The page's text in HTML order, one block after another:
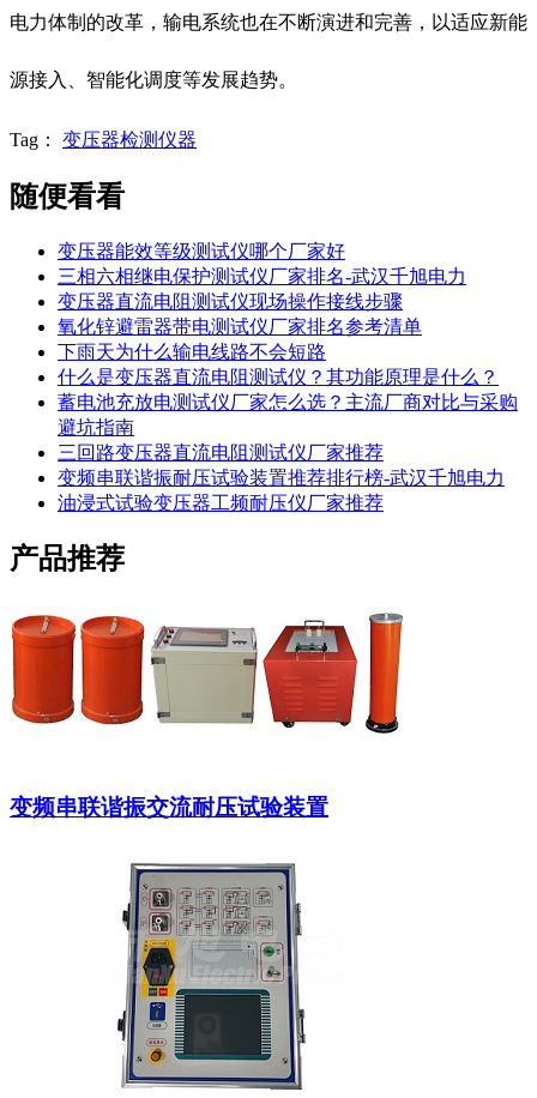
电力体制的改革，输电系统也在不断演进和完善，以适应新能
源接入、智能化调度等发展趋势。
Tag： 变压器检测仪器
随便看看
变压器能效等级测试仪哪个厂家好
三相六相继电保护测试仪厂家排名-武汉千旭电力
变压器直流电阻测试仪现场操作接线步骤
氧化锌避雷器带电测试仪厂家排名参考清单
下雨天为什么输电线路不会短路
什么是变压器直流电阻测试仪？其功能原理是什么？
蓄电池充放电测试仪厂家怎么选？主流厂商对比与采购
避坑指南
三回路变压器直流电阻测试仪厂家推荐
变频串联谐振耐压试验装置推荐排行榜-武汉千旭电力
油浸式试验变压器工频耐压仪厂家推荐
产品推荐
变频串联谐振交流耐压试验装置